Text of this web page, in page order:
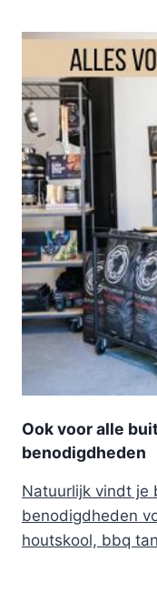
Ook voor alle
benodigdheden
Natuurlijk vindt je
benodigdheden
houtskool, bbq